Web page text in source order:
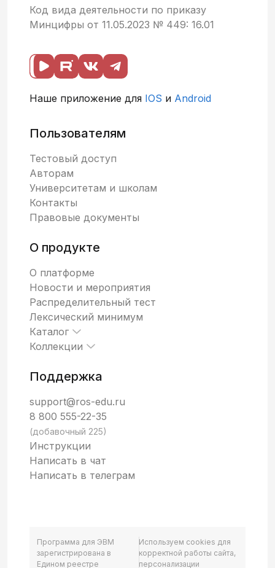
Код вида деятельности по приказу
Минцифры от 11.05.2023 № 449: 16.01
Наше приложение для IOS и Android
Пользователям
Тестовый доступ
Авторам
Университетам и школам
Контакты
Правовые документы
О продукте
О платформе
Новости и мероприятия
Распределительный тест
Лексический минимум
Каталог
Коллекции
Поддержка
support@ros-edu.ru
8 800 555-22-35
(добавочный 225)
Инструкции
Написать в чат
Написать в телеграм
Программа для ЭВМ
зарегистрирована в
Едином реестре
Используем cookies для
корректной работы сайта,
персонализации